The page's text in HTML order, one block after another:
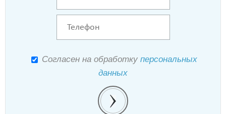
Согласен на обработку персональных
данных